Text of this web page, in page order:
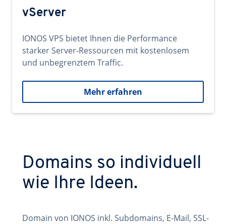
vServer
IONOS VPS bietet Ihnen die Performance
starker Server-Ressourcen mit kostenlosem
und unbegrenztem Traffic.
Mehr erfahren
Domains so individuell
wie Ihre Ideen.
Domain von IONOS inkl. Subdomains, E-Mail, SSL-